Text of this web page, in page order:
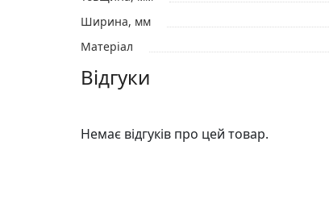
Ширина, мм
Матеріал
Відгуки
Немає відгуків про цей товар.